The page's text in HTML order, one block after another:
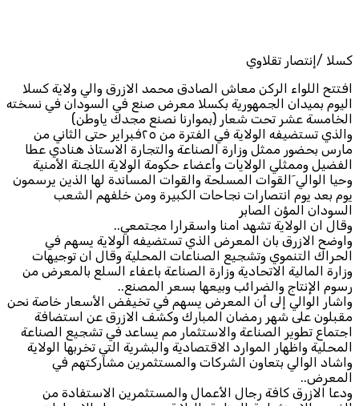
كسلا /إنتصار تقلاوي
افتتح اللواء الركن معاش الصادق محمد الازرق والي ولاية كسلا
اليوم بميدان الجمهورية بكسلا معرض صنع في السودان في نسخته
الخامسة عشر تحت شعار (بموارنا نصنع مجدك ياوطن)
والذي تستضيفه الولاية في الفترة من ٢٥فبراير حتى الثاني من
مارس بحضور ممثل وزارة الصناعة والتجارة الاستاذ هنادي عطا
الفضيل وممثلي الولايات وأعضاء حكومة الولاية اللجنة الأمنية
وحيا الوالي َالقوات المسلحة والقوات المساندة لها الذين يرسمون
يوم بعد يوم انتصارات نجاحات الكبيرة ومن خلفهم الشعب
السودان المؤن الصابر
وقال ان الولاية تشهد امنا واسقرارا مجتمعي..
واوضح الازرق بان المعرض الذي تستضيفه الولاية يسهم في
الحراك التنموي وتشجيع الصناعات المحلية وقال ان توجيهات
وزارة المالية الاتحادية وزارة الصناعة باعفاء السلع بالمعرض من
رسوم الإنتاج والضرائب وبيعها بسعر المصنع..
واشار الوالي إلى أن المعرض يسهم في تخيفض الأسعار خاصة نحن
مقبلون على شهر رمضان المبارك وكشف الازرق عن استضافة
اجتماع تطوير الصناعة والاستثمار مم يساعد في تشجيع الصناعة
المحلية واظهار الموارد الاقتصادية والبشرية التي تخربها الولاية
واشاد الوالي بتعاون الشركات والمستثمرين مشاركتهم في
المعرض..
ودعا الازرق كافة رجال الأعمال والمستثمرين الاستفادة من